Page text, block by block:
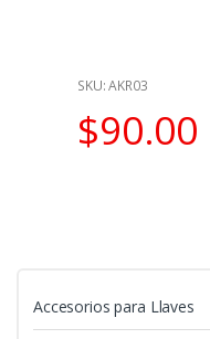
SKU: AKR03
$90.00
Accesorios para Llaves